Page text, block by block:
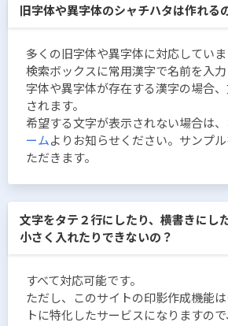
旧字体や異字体のシャチハタは作れる
多くの旧字体や異字体に対応していま
検索ボックスに常用漢字で名前を入
字体や異字体が存在する漢字の場合
されます。
希望する文字が表示されない場合は、
ームよりお知らせください。サンプ
ただきます。
文字をタテ２行にしたり、横書きにし
小さく入れたりできないの？
すべて対応可能です。
ただし、このサイトの印影作成機能
トに特化したサービスになりますの